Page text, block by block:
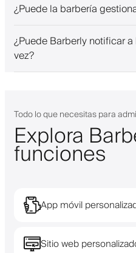
¿Puede la barbería
¿Puede Barberly notificar
vez?
Todo lo que necesitas para
Explora
funciones
App móvil
Sitio web